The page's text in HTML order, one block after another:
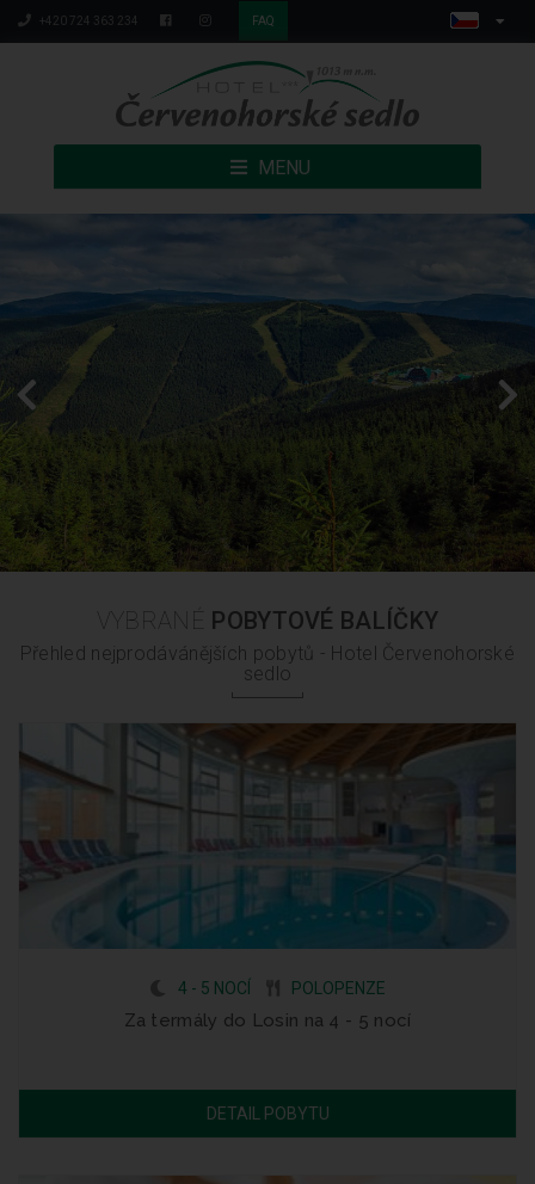
+420 724 363 234 FAQ
MENU
VYBRANÉ POBYTOVÉ BALÍČKY
Přehled nejprodávánějších pobytů - Hotel Červenohorské
sedlo
4 - 5 NOCÍ POLOPENZE
Za termály do Losin na 4 - 5 nocí
DETAIL POBYTU